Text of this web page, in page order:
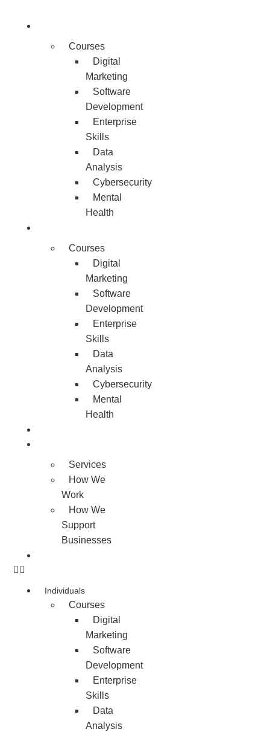
Courses
Digital
Marketing
Software
Development
Enterprise
Skills
Data
Analysis
Cybersecurity
Mental
Health
Courses
Digital
Marketing
Software
Development
Enterprise
Skills
Data
Analysis
Cybersecurity
Mental
Health
Services
How We
Work
How We
Support
Businesses
Individuals
Courses
Digital
Marketing
Software
Development
Enterprise
Skills
Data
Analysis